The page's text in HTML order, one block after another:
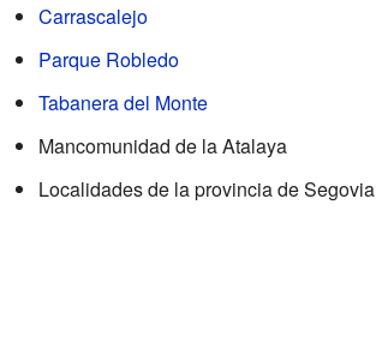
Carrascalejo
Parque Robledo
Tabanera del Monte
Mancomunidad de la Atalaya
Localidades de la provincia de Segovia